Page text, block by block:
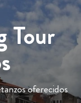
Tour
oferecidos